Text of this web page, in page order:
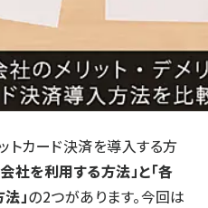
トカード決済を導入する方
社を利用する方法」と「各
」の2つがあります。今回は